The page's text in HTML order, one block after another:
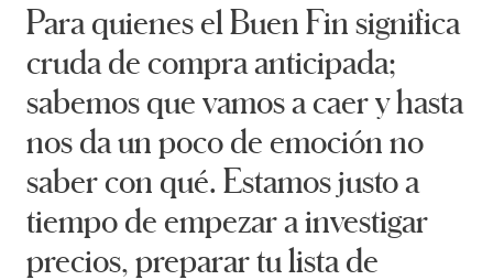
Para quienes el Buen Fin significa
cruda de compra anticipada;
sabemos que vamos a caer y hasta
nos da un poco de emoción no
saber con qué. Estamos justo a
tiempo de empezar a investigar
precios, preparar tu lista de